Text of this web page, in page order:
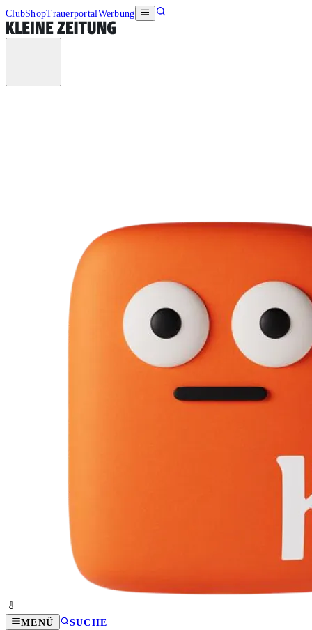
ClubShopTrauerportalWerbung
MENÜ SUCHE